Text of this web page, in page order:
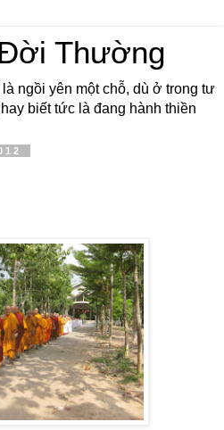
Thường
ngồi yên một chỗ, dù ở trong tư
biết tức là đang hành thiền